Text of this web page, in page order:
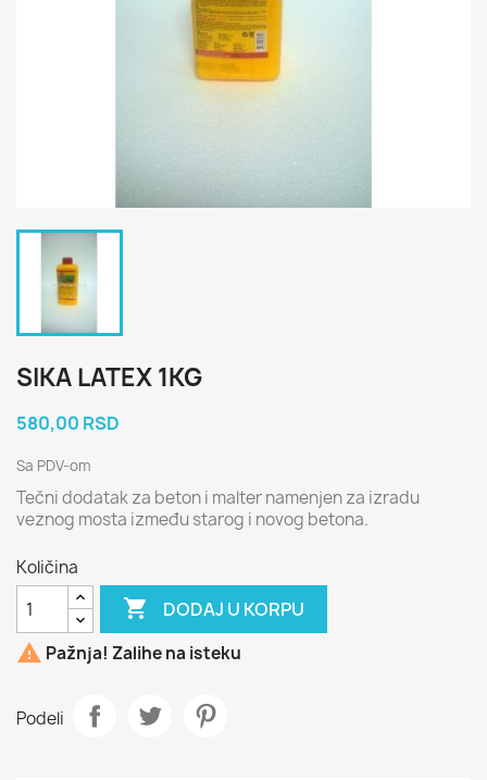
SIKA LATEX 1KG
580,00 RSD
Sa PDV-om
Tečni dodatak za beton i malter namenjen za izradu
veznog mosta između starog i novog betona.
Količina
 DODAJ U KORPU
 Pažnja! Zalihe na isteku
Podeli